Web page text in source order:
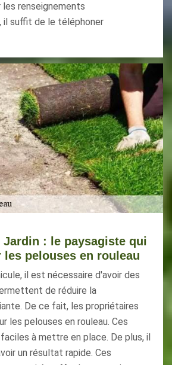
les renseignements
il suffit de le téléphoner
Jardin : le paysagiste qui
pelouses en rouleau
il est nécessaire d'avoir des
de réduire la
De ce fait, les propriétaires
les pelouses en rouleau. Ces
à mettre en place. De plus, il
un résultat rapide. Ces